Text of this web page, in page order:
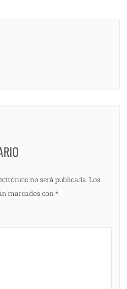
no será publicada. Los
marcados con*